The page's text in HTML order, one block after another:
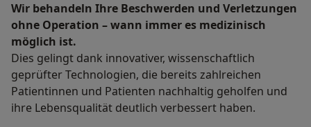
Wir behandeln Ihre Beschwerden und Verletzungen
ohne Operation – wann immer es medizinisch
möglich ist.
Dies gelingt dank innovativer, wissenschaftlich
geprüfter Technologien, die bereits zahlreichen
Patientinnen und Patienten nachhaltig geholfen und
ihre Lebensqualität deutlich verbessert haben.